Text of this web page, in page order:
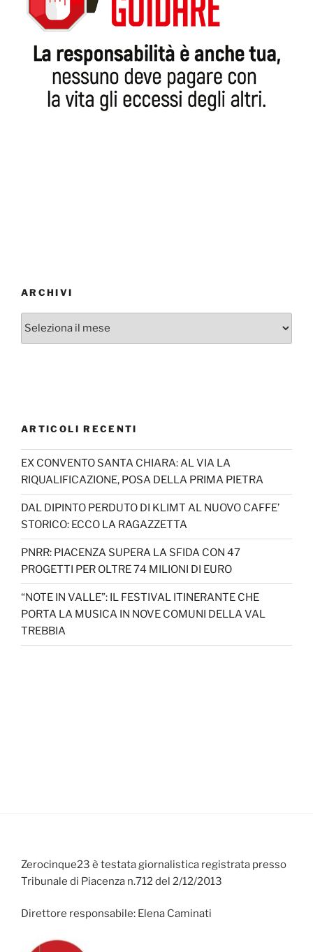
ARCHIVI
Archivi
ARTICOLI RECENTI
EX CONVENTO SANTA CHIARA: AL VIA LA
RIQUALIFICAZIONE, POSA DELLA PRIMA PIETRA
DAL DIPINTO PERDUTO DI KLIMT AL NUOVO CAFFE’
STORICO: ECCO LA RAGAZZETTA
PNRR: PIACENZA SUPERA LA SFIDA CON 47
PROGETTI PER OLTRE 74 MILIONI DI EURO
“NOTE IN VALLE”: IL FESTIVAL ITINERANTE CHE
PORTA LA MUSICA IN NOVE COMUNI DELLA VAL
TREBBIA
Zerocinque23 è testata giornalistica registrata presso
Tribunale di Piacenza n.712 del 2/12/2013
Direttore responsabile: Elena Caminati